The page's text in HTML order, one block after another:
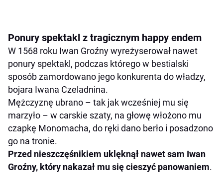
Ponury spektakl z tragicznym happy endem
W 1568 roku Iwan Groźny wyreżyserował nawet
ponury spektakl, podczas którego w bestialski
sposób zamordowano jego konkurenta do władzy,
bojara Iwana Czeladnina.
Mężczyznę ubrano – tak jak wcześniej mu się
marzyło – w carskie szaty, na głowę włożono mu
czapkę Monomacha, do ręki dano berło i posadzono
go na tronie.
Przed nieszczęśnikiem uklęknął nawet sam Iwan
Groźny, który nakazał mu się cieszyć panowaniem.